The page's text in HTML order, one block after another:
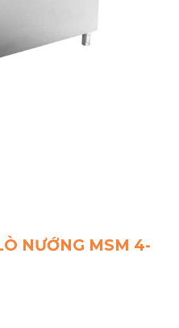
NƯỚNG MSM 4-